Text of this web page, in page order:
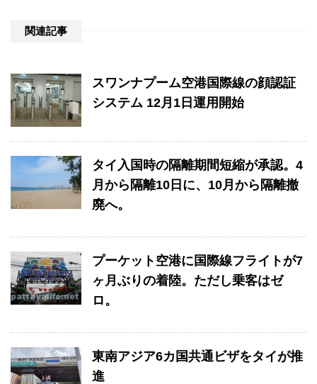
関連記事
スワンナプーム空港国際線の顔認証
システム 12月1日運用開始
タイ入国時の隔離期間短縮が承認。4
月から隔離10日に、10月から隔離撤
廃へ。
プーケット空港に国際線フライトが7
ヶ月ぶりの着陸。ただし乗客はゼ
ロ。
東南アジア6カ国共通ビザをタイが推
進